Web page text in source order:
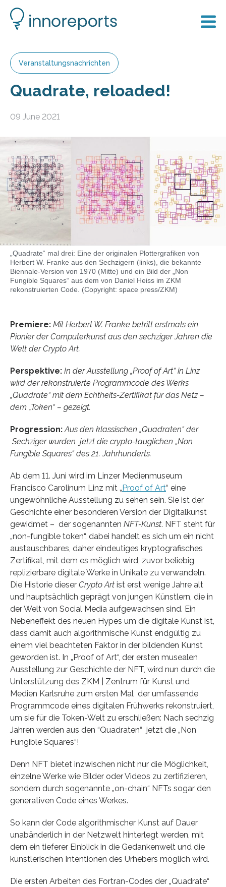
Veranstaltungsnachrichten
Quadrate, reloaded!
09 June 2021
„Quadrate“ mal drei: Eine der originalen Plottergrafiken von
Herbert W. Franke aus den Sechzigern (links), die bekannte
Biennale-Version von 1970 (Mitte) und ein Bild der „Non
Fungible Squares“ aus dem von Daniel Heiss im ZKM
rekonstruierten Code. (Copyright: space press/ZKM)
Premiere: Mit Herbert W. Franke betritt erstmals ein
Pionier der Computerkunst aus den sechziger Jahren die
Welt der Crypto Art.
Perspektive: In der Ausstellung „Proof of Art“ in Linz
wird der rekonstruierte Programmcode des Werks
„Quadrate“ mit dem Echtheits-Zertifikat für das Netz –
dem „Token“ – gezeigt.
Progression:Aus den klassischen „Quadraten“ der
Sechziger wurden jetzt die crypto-tauglichen „Non
Fungible Squares“ des 21. Jahrhunderts.
Ab dem 11. Juni wird im Linzer Medienmuseum
Francisco Carolinum Linz mit „ Proof of Art“ eine
ungewöhnliche Ausstellung zu sehen sein. Sie ist der
Geschichte einer besonderen Version der Digitalkunst
gewidmet – der sogenannten NFT-Kunst. NFT steht für
„non-fungible token“, dabei handelt es sich um ein nicht
austauschbares, daher eindeutiges kryptografisches
Zertifikat, mit dem es möglich wird, zuvor beliebig
replizierbare digitale Werke in Unikate zu verwandeln.
Die Historie dieser Crypto Art ist erst wenige Jahre alt
und hauptsächlich geprägt von jungen Künstlern, die in
der Welt von Social Media aufgewachsen sind. Ein
Nebeneffekt des neuen Hypes um die digitale Kunst ist,
dass damit auch algorithmische Kunst endgültig zu
einem viel beachteten Faktor in der bildenden Kunst
geworden ist. In „Proof of Art“, der ersten musealen
Ausstellung zur Geschichte der NFT, wird nun durch die
Unterstützung des ZKM | Zentrum für Kunst und
Medien Karlsruhe zum ersten Mal der umfassende
Programmcode eines digitalen Frühwerks rekonstruiert,
um sie für die Token-Welt zu erschließen: Nach sechzig
Jahren werden aus den “Quadraten“ jetzt die „Non
Fungible Squares“!
Denn NFT bietet inzwischen nicht nur die Möglichkeit,
einzelne Werke wie Bilder oder Videos zu zertifizieren,
sondern durch sogenannte „on-chain“ NFTs sogar den
generativen Code eines Werkes.
So kann der Code algorithmischer Kunst auf Dauer
unabänderlich in der Netzwelt hinterlegt werden, mit
dem ein tieferer Einblick in die Gedankenwelt und die
künstlerischen Intentionen des Urhebers möglich wird.
Die ersten Arbeiten des Fortran-Codes der „Quadrate“